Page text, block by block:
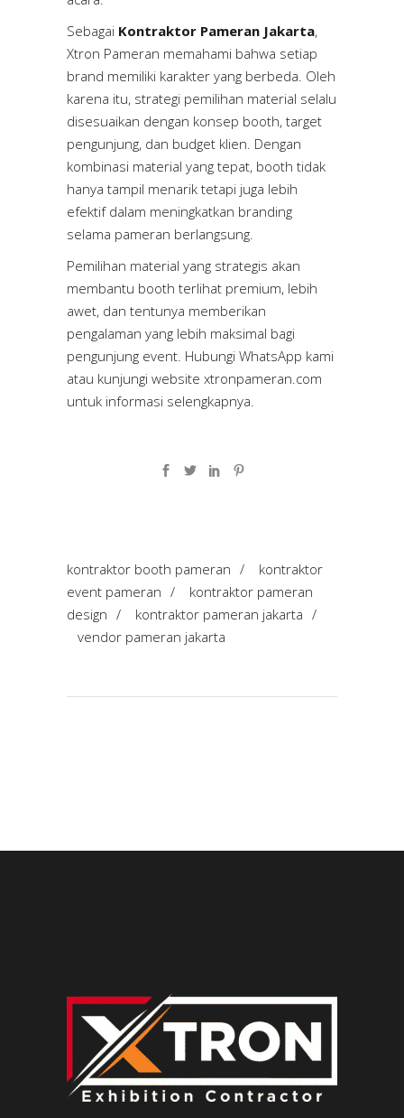
Sebagai Kontraktor Pameran Jakarta,
Xtron Pameran memahami bahwa setiap
brand memiliki karakter yang berbeda. Oleh
karena itu, strategi pemilihan material selalu
disesuaikan dengan konsep booth, target
pengunjung, dan budget klien. Dengan
kombinasi material yang tepat, booth tidak
hanya tampil menarik tetapi juga lebih
efektif dalam meningkatkan branding
selama pameran berlangsung.
Pemilihan material yang strategis akan
membantu booth terlihat premium, lebih
awet, dan tentunya memberikan
pengalaman yang lebih maksimal bagi
pengunjung event. Hubungi WhatsApp kami
atau kunjungi website xtronpameran.com
untuk informasi selengkapnya.
kontraktor booth pameran /
kontraktor
event pameran /
kontraktor pameran
design / kontraktor pameran jakarta /
vendor pameran jakarta